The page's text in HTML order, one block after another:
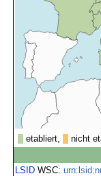
etabliert, nicht
LSID WSC: